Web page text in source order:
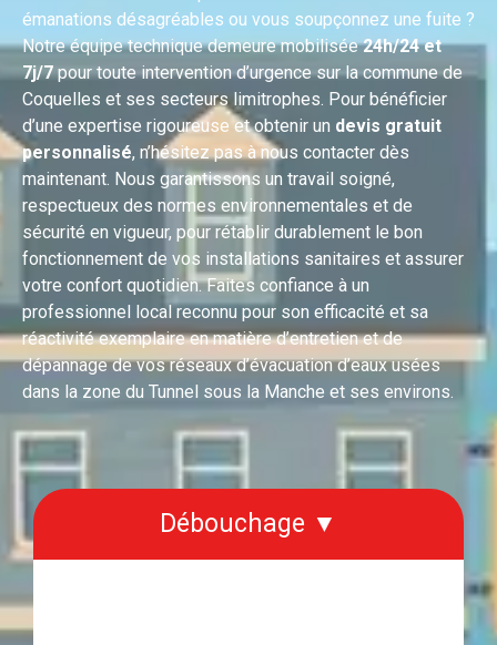
émanations désagréables ou vous soupçonnez une fuite ?
Notre équipe technique demeure mobilisée24h/24 et
7j/7pour toute intervention d’urgence sur la commune de
Coquelles et ses secteurs limitrophes. Pour bénéficier
d’une expertise rigoureuse et obtenir un devis gratuit
personnalisé, n’hésitez pas à nous contacter dès
maintenant. Nous garantissons un travail soigné,
respectueux des normes environnementales et de
sécurité en vigueur, pour rétablir durablement le bon
fonctionnement de vos installations sanitaires et assurer
votre confort quotidien. Faites confiance à un
professionnel local reconnu pour son efficacité et sa
réactivité exemplaire en matière d’entretien et de
dépannage de vos réseaux d’évacuation d’eaux usées
dans la zone du Tunnel sous la Manche et ses environs.
Débouchage ▼